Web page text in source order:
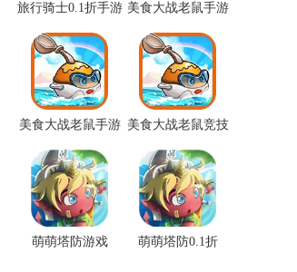
旅行骑士0.1折手游 美食大战老鼠手游
美食大战老鼠手游
最新版
美食大战老鼠竞技
版
萌萌塔防游戏 萌萌塔防0.1折